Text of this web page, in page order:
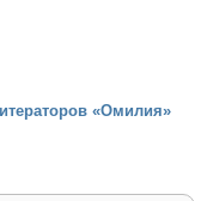
«Омилия»